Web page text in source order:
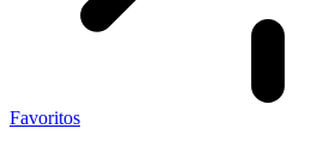
Favoritos